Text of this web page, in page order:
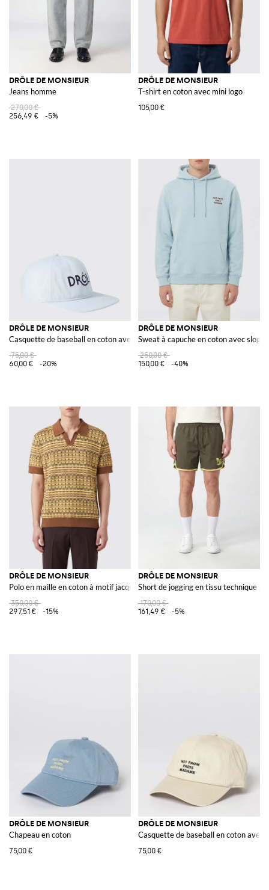
DRÔLE DE MONSIEUR
Jeans homme
270,00 €
256,49 €
-5%
DRÔLE DE MONSIEUR
T-shirt en coton avec mini logo
105,00 €
DRÔLE DE MONSIEUR
Casquette de baseball en coton avec logo brodé
75,00 €
60,00 €
-20%
DRÔLE DE MONSIEUR
Sweat à capuche en coton avec slogan
250,00 €
150,00 €
-40%
DRÔLE DE MONSIEUR
Polo en maille en coton à motif jacquard abstrait
350,00 €
297,51 €
-15%
DRÔLE DE MONSIEUR
Short de jogging en tissu technique
170,00 €
161,49 €
-5%
DRÔLE DE MONSIEUR
Chapeau en coton
75,00 €
DRÔLE DE MONSIEUR
Casquette de baseball en coton avec
75,00 €